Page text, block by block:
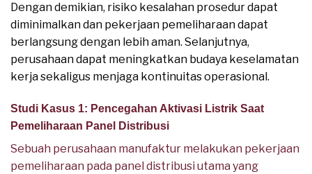
Dengan demikian, risiko kesalahan prosedur dapat
diminimalkan dan pekerjaan pemeliharaan dapat
berlangsung dengan lebih aman. Selanjutnya,
perusahaan dapat meningkatkan budaya keselamatan
kerja sekaligus menjaga kontinuitas operasional.
Studi Kasus 1: Pencegahan Aktivasi Listrik Saat
Pemeliharaan Panel Distribusi
Sebuah perusahaan manufaktur melakukan pekerjaan
pemeliharaan pada panel distribusi utama yang